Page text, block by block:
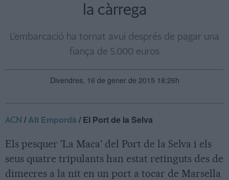
la càrrega
L'embarcació ha tornat avui després de pagar una
fiança de 5.000 euros
Divendres, 16 de gener de 2015 18:26h
ACN /Alt Empordà / El Port de la Selva
Els pesquer 'La Maca' del Port de la Selva i els
seus quatre tripulants han estat retinguts des de
dimecres a la nit en un port a tocar de Marsella